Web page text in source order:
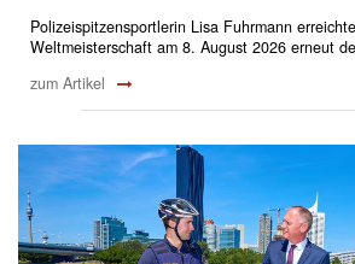
Polizeispitzensportlerin Lisa Fuhrmann
Weltmeisterschaft am 8. August 2026 erneut
zum Artikel